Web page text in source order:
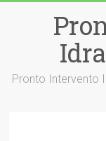
Pronto Intervento